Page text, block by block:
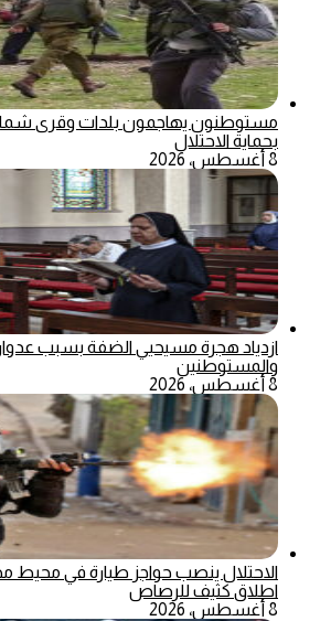
مستوطنون يهاجمون بلدات وقرى
بحماية الاحتلال
8 أغسطس، 2026
ازدياد هجرة مسيحيي الضفة بسبب
والمستوطنين
8 أغسطس، 2026
الاحتلال ينصب حواجز طيارة في
اطلاق كثيف للرصاص
8 أغسطس، 2026